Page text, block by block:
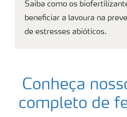
Saiba como os
beneficiar a lavoura na
de estresses abióticos.
Conheça
completo de